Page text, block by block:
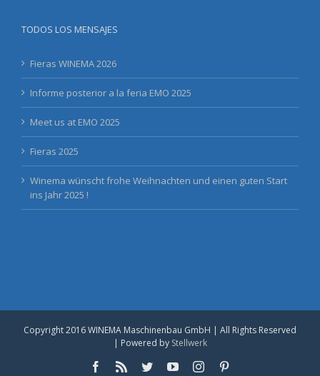
TODOS LOS MENSAJES
Fieras WINEMA 2026
Informe posterior a la feria EMO 2025
Meet us at EMO 2025
Fieras 2025
Winema wünscht frohe Weihnachten und einen guten Start
ins Jahr 2025 !
Copyright 2016 WINEMA Maschinenbau GmbH | All Rights Reserved
| Powered by Stellwerk
Facebook
Rss TwitterYouTubeInstagram